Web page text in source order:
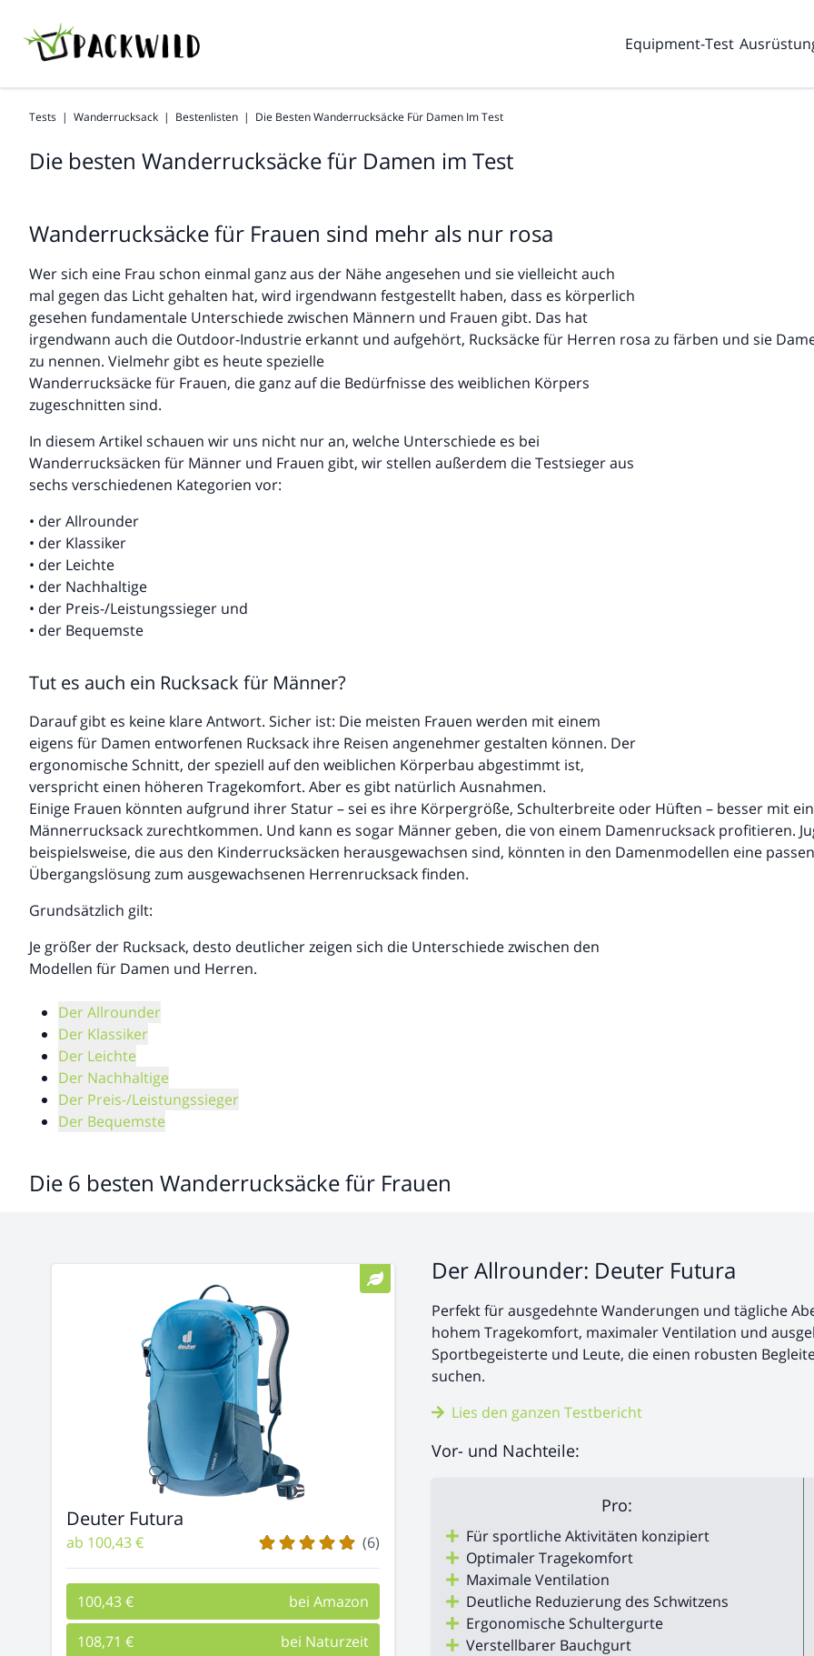
Equipment-Test
Tests | Wanderrucksack | Bestenlisten | Die Besten Wanderrucksäcke Für Damen Im Test
Die besten Wanderrucksäcke für Damen im Test
Wanderrucksäcke für Frauen sind mehr als nur rosa
Wer sich eine Frau schon einmal ganz aus der Nähe angesehen und sie vielleicht auch
mal gegen das Licht gehalten hat, wird irgendwann festgestellt haben, dass es körperlich
gesehen fundamentale Unterschiede zwischen Männern und Frauen gibt. Das hat
irgendwann auch die Outdoor-Industrie erkannt und aufgehört, Rucksäcke für Herren rosa zu färben und sie
zu nennen. Vielmehr gibt es heute spezielle
Wanderrucksäcke für Frauen, die ganz auf die Bedürfnisse des weiblichen Körpers
zugeschnitten sind.
In diesem Artikel schauen wir uns nicht nur an, welche Unterschiede es bei
Wanderrucksäcken für Männer und Frauen gibt, wir stellen außerdem die Testsieger aus
sechs verschiedenen Kategorien vor:
• der Allrounder
• der Klassiker
• der Leichte
• der Nachhaltige
• der Preis-/Leistungssieger und
• der Bequemste
Tut es auch ein Rucksack für Männer?
Darauf gibt es keine klare Antwort. Sicher ist: Die meisten Frauen werden mit einem
eigens für Damen entworfenen Rucksack ihre Reisen angenehmer gestalten können. Der
ergonomische Schnitt, der speziell auf den weiblichen Körperbau abgestimmt ist,
verspricht einen höheren Tragekomfort. Aber es gibt natürlich Ausnahmen.
Einige Frauen könnten aufgrund ihrer Statur – sei es ihre Körpergröße, Schulterbreite oder Hüften – besser mit
Männerrucksack zurechtkommen. Und kann es sogar Männer geben, die von einem Damenrucksack profitieren.
beispielsweise, die aus den Kinderrucksäcken herausgewachsen sind, könnten in den Damenmodellen eine
Übergangslösung zum ausgewachsenen Herrenrucksack finden.
Grundsätzlich gilt:
Je größer der Rucksack, desto deutlicher zeigen sich die Unterschiede zwischen den
Modellen für Damen und Herren.
Der Allrounder
Der Klassiker
Der Leichte
Der Nachhaltige
Der Preis-/Leistungssieger
Der Bequemste
Die 6 besten Wanderrucksäcke für Frauen
Deuter Futura
ab 100,43 € (6)
100,43 €
bei Amazon
108,71 €
bei Naturzeit
Der Allrounder: Deuter Futura
Perfekt für ausgedehnte Wanderungen und tägliche
hohem Tragekomfort, maximaler Ventilation und
Sportbegeisterte und Leute, die einen robusten
suchen.
Lies den ganzen Testbericht
Vor- und Nachteile:
Pro:
Für sportliche Aktivitäten konzipiert
Optimaler Tragekomfort
Maximale Ventilation
Deutliche Reduzierung des Schwitzens
Ergonomische Schultergurte
Verstellbarer Bauchgurt